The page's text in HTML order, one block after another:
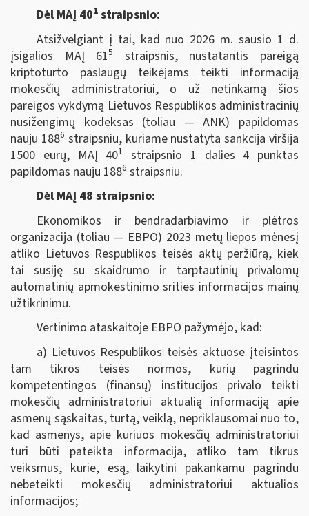
Dėl MAĮ 401straipsnio:
Atsižvelgiant į tai, kad nuo 2026 m. sausio 1 d.
įsigalios MAĮ 615
straipsnis, nustatantis pareigą
kriptoturto paslaugų teikėjams teikti informaciją
mokesčių administratoriui, o už netinkamą šios
pareigos vykdymą Lietuvos Respublikos administracinių
nusižengimų kodeksas (toliau — ANK) papildomas
nauju 1886 straipsniu, kuriame nustatyta sankcija viršija
1500 eurų, MAĮ 401
straipsnio 1 dalies 4 punktas
papildomas nauju 1886 straipsniu.
Dėl MAĮ 48 straipsnio:
Ekonomikos ir bendradarbiavimo ir plėtros
organizacija (toliau — EBPO) 2023 metų liepos mėnesį
atliko Lietuvos Respublikos teisės aktų peržiūrą, kiek
tai susiję su skaidrumo ir tarptautinių privalomų
automatinių apmokestinimo srities informacijos mainų
užtikrinimu.
Vertinimo ataskaitoje EBPO pažymėjo, kad:
a) Lietuvos Respublikos teisės aktuose įteisintos
tam tikros teisės normos, kurių pagrindu
kompetentingos (finansų) institucijos privalo teikti
mokesčių administratoriui aktualią informaciją apie
asmenų sąskaitas, turtą, veiklą, nepriklausomai nuo to,
kad asmenys, apie kuriuos mokesčių administratoriui
turi būti pateikta informacija, atliko tam tikrus
veiksmus, kurie, esą, laikytini pakankamu pagrindu
nebeteikti mokesčių administratoriui aktualios
informacijos;